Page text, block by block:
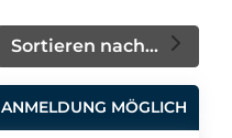
Sortieren nach...
ANMELDUNG MÖGLICH